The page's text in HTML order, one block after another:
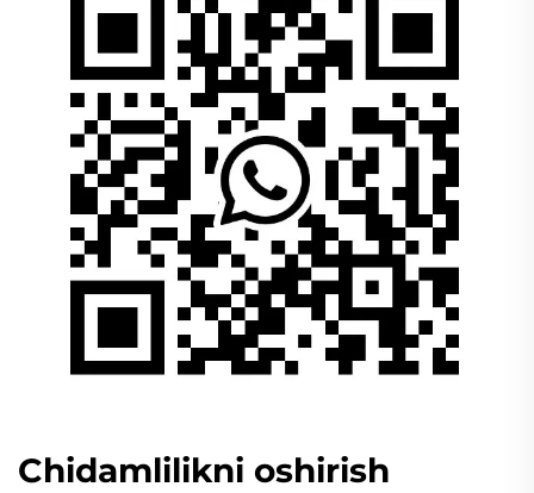
Chidamlilikni oshirish